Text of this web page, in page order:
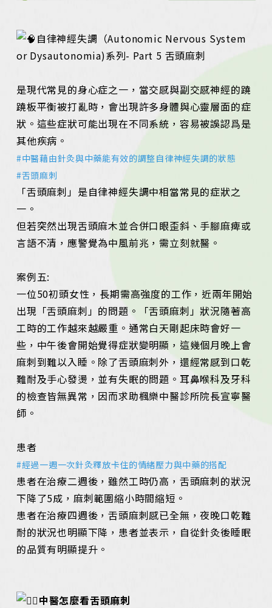
自律神經失調（Autonomic Nervous System
or Dysautonomia)系列- Part 5 舌頭麻刺
是現代常見的身心症之一，當交感與副交感神經的蹺
蹺板平衡被打亂時，會出現許多身體與心靈層面的症
狀。這些症狀可能出現在不同系統，容易被誤認爲是
其他疾病。
#中醫藉由針灸與中藥能有效的調整自律神經失調的狀態
#舌頭麻刺
「舌頭麻刺」是自律神經失調中相當常見的症狀之
一。
但若突然出現舌頭麻木並合併口眼歪斜、手腳麻痺或
言語不清，應警覺為中風前兆，需立刻就醫。
案例五:
一位50初頭女性，長期需高強度的工作，近兩年開始
出現「舌頭麻刺」的問題。「舌頭麻刺」狀況隨著高
工時的工作越來越嚴重。通常白天剛起床時會好一
些，中午後會開始覺得症狀變明顯，這幾個月晚上會
麻刺到難以入睡。除了舌頭麻刺外，還經常感到口乾
難耐及手心發燙，並有失眠的問題。耳鼻喉科及牙科
的檢查皆無異常，因而求助楓樂中醫診所院長宣寧醫
師。
患者
#經過一週一次針灸釋放卡住的情緒壓力與中藥的搭配
患者在治療二週後，雖然工時仍高，舌頭麻刺的狀況
下降了5成，麻刺範圍縮小時間縮短。
患者在治療四週後，舌頭麻刺感已全無，夜晚口乾難
耐的狀況也明顯下降，患者並表示，自從針灸後睡眠
的品質有明顯提升。
中醫怎麼看舌頭麻刺